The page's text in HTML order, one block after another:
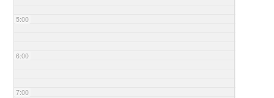
5:00
6:00
7:00